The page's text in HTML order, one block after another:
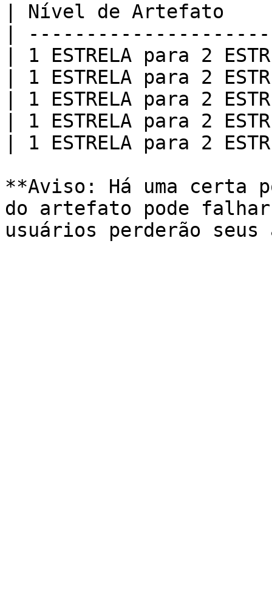
| Nível de
|
| 1 ESTRELA para 2
| 1 ESTRELA para 2
| 1 ESTRELA para 2
| 1 ESTRELA para 2
| 1 ESTRELA para 2
**Aviso: Há uma certa
do artefato pode